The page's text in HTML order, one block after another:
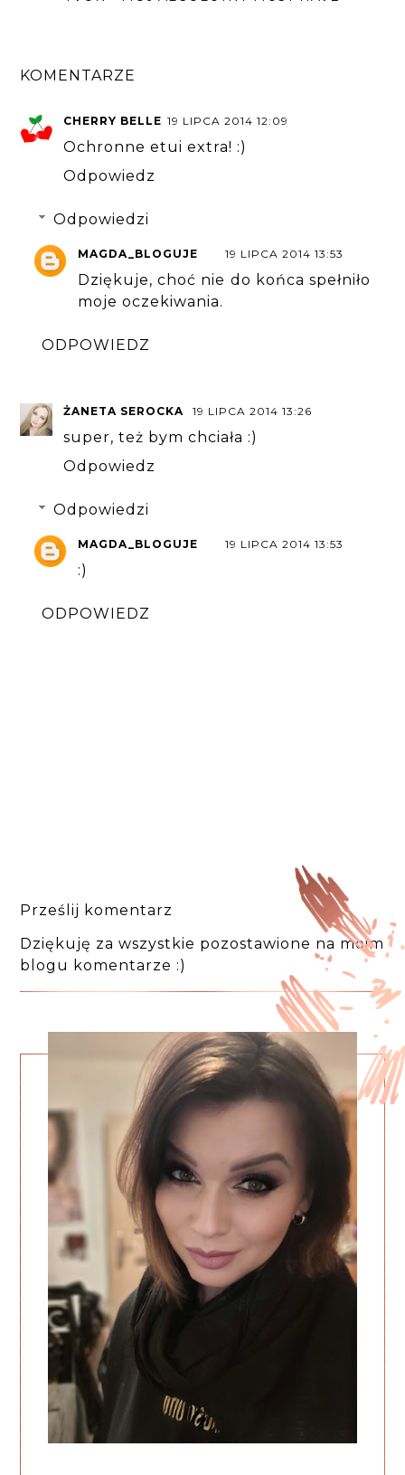
KOMENTARZE
CHERRY BELLE 19 LIPCA 2014 12:09
Ochronne etui extra! :)
Odpowiedz
Odpowiedzi
MAGDA_BLOGUJE 19 LIPCA 2014 13:53
Dziękuje, choć nie do końca spełniło
moje oczekiwania.
ODPOWIEDZ
ŻANETA SEROCKA 19 LIPCA 2014 13:26
super, też bym chciała :)
Odpowiedz
Odpowiedzi
MAGDA_BLOGUJE 19 LIPCA 2014 13:53
:)
ODPOWIEDZ
Prześlij komentarz
Dziękuję za wszystkie pozostawione na moim
blogu komentarze :)